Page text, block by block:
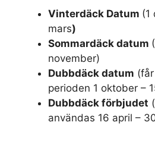
Vinterdäck Datum (1
mars)
Sommardäck datum
november)
Dubbdäck datum
perioden 1 oktober –
Dubbdäck förbjudet
användas 16 april –